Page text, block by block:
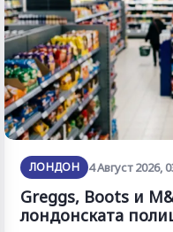
ЛОНДОН 4 Август 2026,
Greggs, Boots и
лондонската